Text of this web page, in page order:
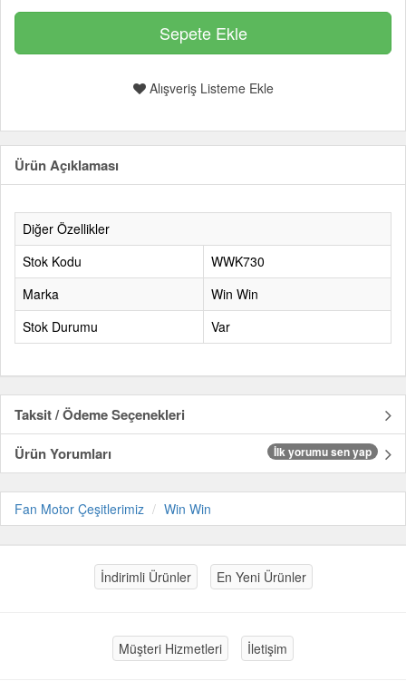
Alışveriş Listeme Ekle
Ürün Açıklaması
Diğer Özellikler
Stok Kodu
WWK730
Marka
Win Win
Stok Durumu
Var
Taksit / Ödeme Seçenekleri
Ürün Yorumları
İlk yorumu sen yap
Fan Motor Çeşitlerimiz Win Win
İndirimli Ürünler En Yeni Ürünler
Müşteri Hizmetleri İletişim